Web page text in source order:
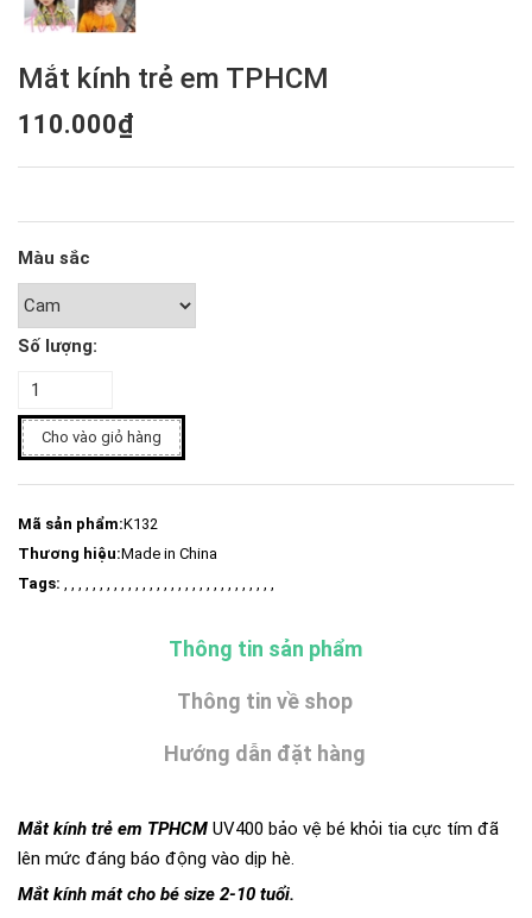
Mắt kính trẻ em TPHCM
110.000₫
Màu sắc
Số lượng:
Cho vào giỏ hàng
Mã sản phẩm:K132
Thương hiệu:Made in China
Tags: , , , , , , , , , , , , , , , , , , , , , , , , , , , , , ,
Thông tin sản phẩm
Thông tin về shop
Hướng dẫn đặt hàng
Mắt kính trẻ em TPHCM UV400 bảo vệ bé khỏi tia cực tím đã
lên mức đáng báo động vào dịp hè.
Mắt kính mát cho bé size 2-10 tuổi.